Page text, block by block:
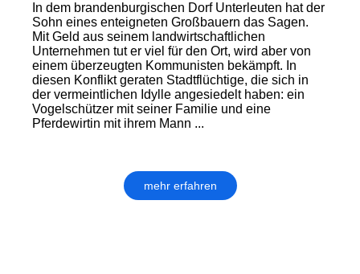
In dem brandenburgischen Dorf Unter­leuten hat der
Sohn eines ent­eig­neten Großbauern das Sagen.
Mit Geld aus seinem land­wirt­schaft­lichen
Unternehmen tut er viel für den Ort, wird aber von
einem überzeugten Kommunisten bekämpft. In
diesen Konflikt geraten Stadtflüchtige, die sich in
der vermeint­lichen Idylle ange­sie­delt haben: ein
Vogelschützer mit seiner Familie und eine
Pferdewirtin mit ihrem Mann ...
mehr erfahren